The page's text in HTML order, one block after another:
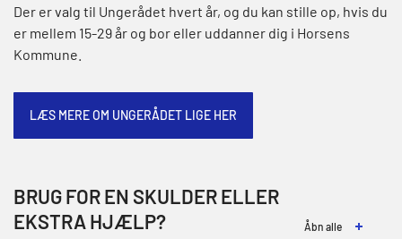
Der er valg til Ungerådet hvert år, og du kan stille op, hvis du
er mellem 15-29 år og bor eller uddanner dig i Horsens
Kommune.
LÆS MERE OM UNGERÅDET LIGE HER
BRUG FOR EN SKULDER ELLER
EKSTRA HJÆLP?
Åbn alle